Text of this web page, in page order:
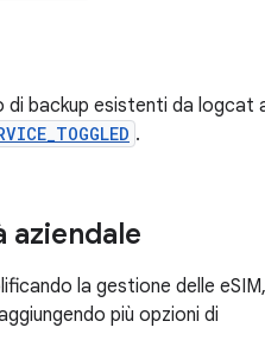
di backup esistenti da logcat
.
la gestione delle eSIM,
più opzioni di